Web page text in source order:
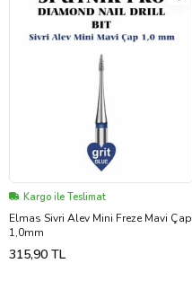
Kargo ile Teslimat
Elmas Sivri Alev Mini Freze Mavi Çap
1,0mm
315,90 TL